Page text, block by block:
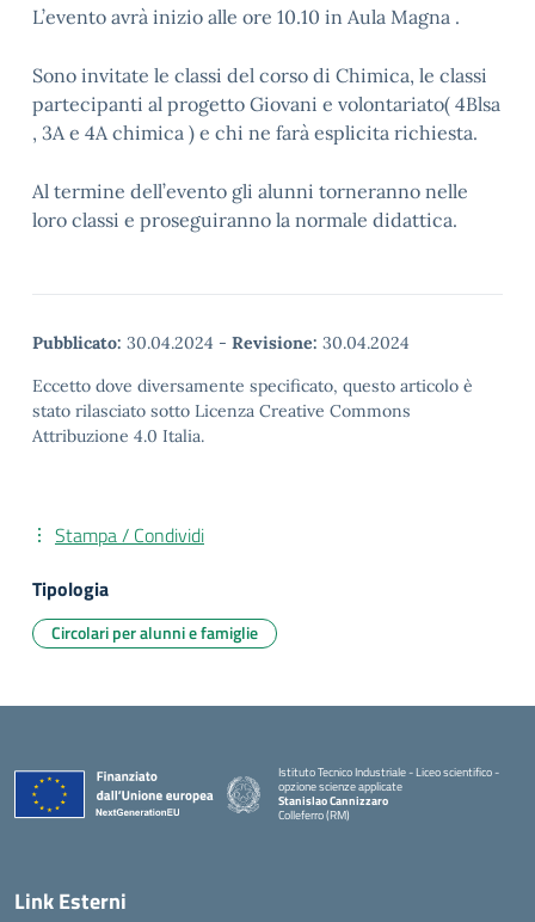
L’evento avrà inizio alle ore 10.10 in Aula Magna .
Sono invitate le classi del corso di Chimica, le classi
partecipanti al progetto Giovani e volontariato( 4Blsa
, 3A e 4A chimica ) e chi ne farà esplicita richiesta.
Al termine dell’evento gli alunni torneranno nelle
loro classi e proseguiranno la normale didattica.
Pubblicato: 30.04.2024 - Revisione: 30.04.2024
Eccetto dove diversamente specificato, questo articolo è
stato rilasciato sotto Licenza Creative Commons
Attribuzione 4.0 Italia.
Stampa / Condividi
Tipologia
Circolari per alunni e famiglie
Istituto Tecnico Industriale - Liceo scientifico -
opzione scienze applicate
Stanislao Cannizzaro
Colleferro (RM)
Link Esterni